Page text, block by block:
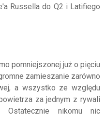
Russella do Q2 i Latifiego
pomniejszonej już o pięciu
zamieszanie zarówno
a wszystko ze względu
za jednym z rywali
Ostatecznie nikomu nic